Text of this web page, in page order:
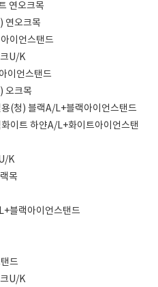
연오크목
연오크목
이언스탠드
U/K
이언스탠드
오크목
(청) 블랙A/L+블랙아이언스탠드
이트 하얀A/L+화이트아이언스탠
K
목
블랙아이언스탠드
드
U/K